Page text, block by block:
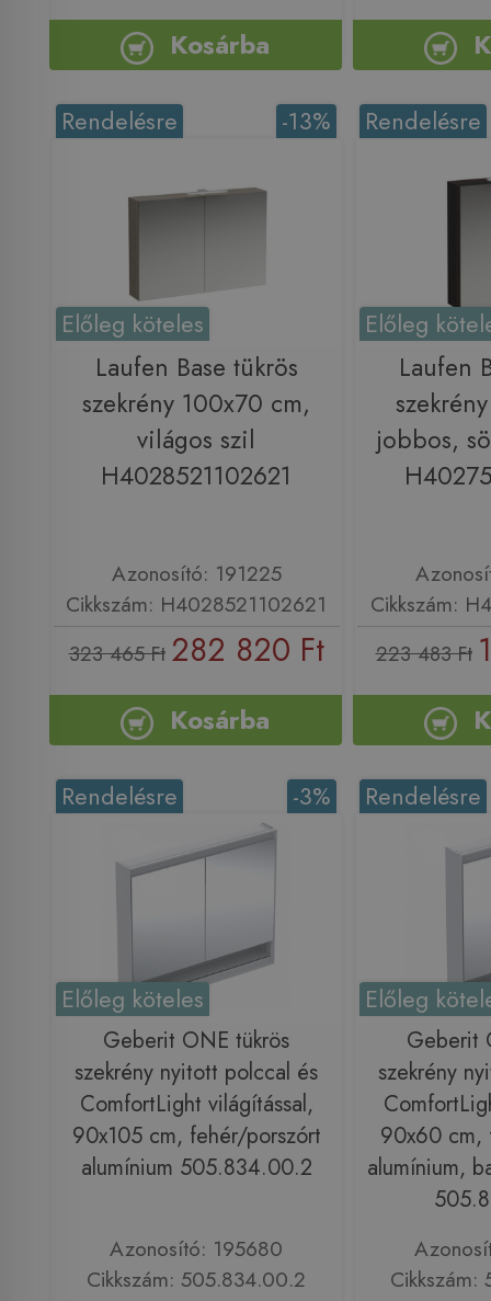
Kosárba
-13%
Rendelésre
Előleg köteles
Laufen Base tükrös
szekrény 100x70 cm,
világos szil
H4028521102621
Azonosító: 191225
Cikkszám: H4028521102621
323 465 Ft 282 820 Ft
Kosárba
Rendelésre
Előleg
Laufen
jobbos,
Cikkszám:
223 483 Ft
-3%
Rendelésre
Előleg köteles
Geberit ONE tükrös
szekrény nyitott polccal és
ComfortLight világítással,
90x105 cm, fehér/porszórt
alumínium 505.834.00.2
Azonosító: 195680
Cikkszám: 505.834.00.2
Rendelésre
Előleg
Geberit
szekrény
90x60 cm,
alumínium,